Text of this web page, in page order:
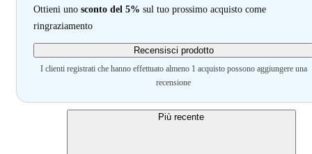
Ottieni uno sconto del 5% sul tuo prossimo acquisto come
ringraziamento
Recensisci prodotto
I clienti registrati che hanno effettuato almeno 1 acquisto possono aggiungere una
recensione
Più recente